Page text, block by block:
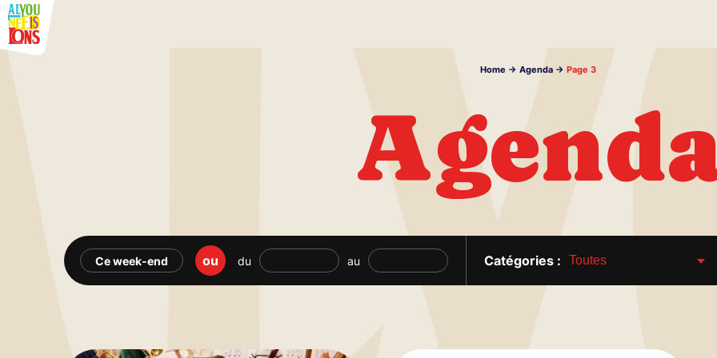
Home -> Agenda-> Page 3
Ce week-end ou du au Catégories :